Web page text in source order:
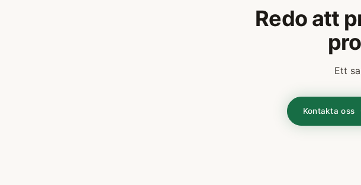
Redo att
Ett
Kontakta oss